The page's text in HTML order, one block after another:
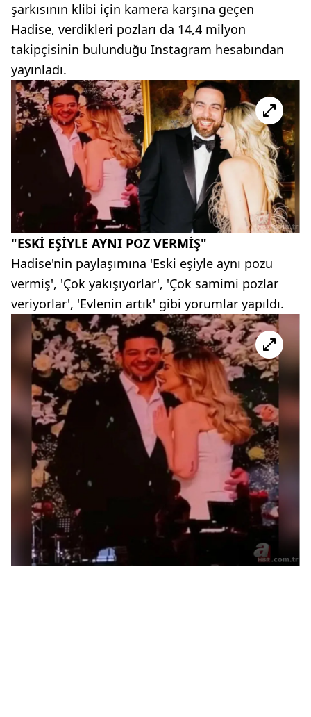
şarkısının klibi için kamera karşına geçen
Hadise, verdikleri pozları da 14,4 milyon
takipçisinin bulunduğu Instagram hesabından
yayınladı.
"ESKİ EŞİYLE AYNI POZ VERMİŞ"
Hadise'nin paylaşımına 'Eski eşiyle aynı pozu
vermiş', 'Çok yakışıyorlar', 'Çok samimi pozlar
veriyorlar', 'Evlenin artık' gibi yorumlar yapıldı.